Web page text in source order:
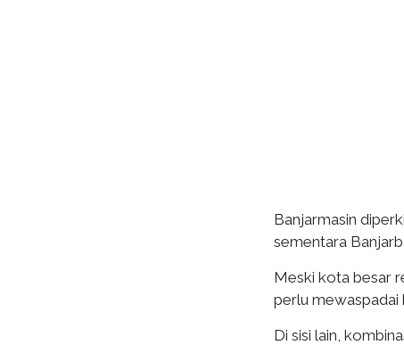
Banjarmasin
sementara
Meski kota besar
perlu mewaspadai
Di sisi lain,